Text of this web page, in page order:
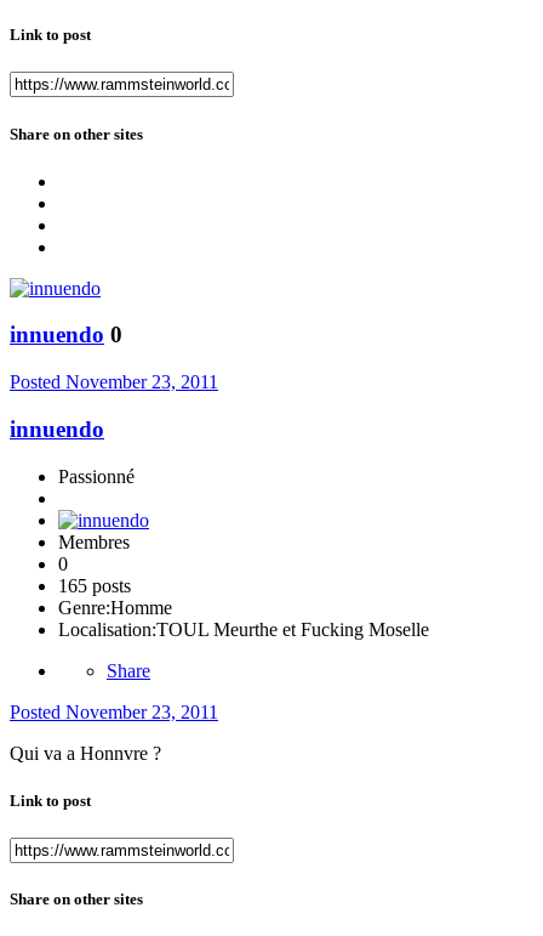
Link to post
Share on other sites
innuendo 0
Posted November 23, 2011
innuendo
Passionné
Membres
0
165 posts
Genre:Homme
Localisation:TOUL Meurthe et Fucking Moselle
Share
Posted November 23, 2011
Qui va a Honnvre ?
Link to post
Share on other sites